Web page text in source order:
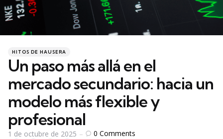
Categories
Posted
HITOS DE HAUSERA
Un paso más allá en el
mercado secundario: hacia un
modelo más flexible y
profesional
1 de octubre de 2025 0 Comments